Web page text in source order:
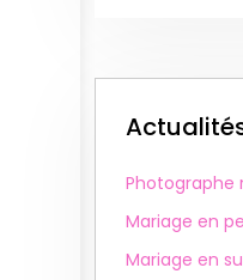
Photographe
Mariage en
Mariage en